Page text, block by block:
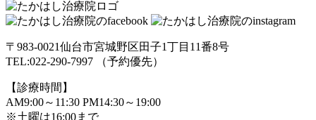
〒983-0021仙台市宮城野区田子1丁目11番8号
TEL:022-290-7997 （予約優先）
【診療時間】
AM9:00～11:30 PM14:30～19:00
※土曜は16:00まで